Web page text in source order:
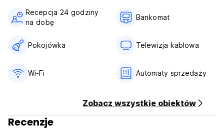
Recepcja 24 godziny
na dobę
Bankomat
Pokojówka Telewizja kablowa
Wi-Fi Automaty sprzedaży
Zobacz wszystkie obiektów
Recenzje